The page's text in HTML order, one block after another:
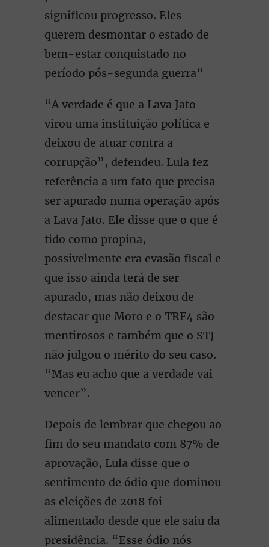
significou progresso. Eles
querem desmontar o estado de
bem-estar conquistado no
período pós-segunda guerra”
“A verdade é que a Lava Jato
virou uma instituição política e
deixou de atuar contra a
corrupção”, defendeu. Lula fez
referência a um fato que precisa
ser apurado numa operação após
a Lava Jato. Ele disse que o que é
tido como propina,
possivelmente era evasão fiscal e
que isso ainda terá de ser
apurado, mas não deixou de
destacar que Moro e o TRF4 são
mentirosos e também que o STJ
não julgou o mérito do seu caso.
“Mas eu acho que a verdade vai
vencer”.
Depois de lembrar que chegou ao
fim do seu mandato com 87% de
aprovação, Lula disse que o
sentimento de ódio que dominou
as eleições de 2018 foi
alimentado desde que ele saiu da
presidência. “Esse ódio nós